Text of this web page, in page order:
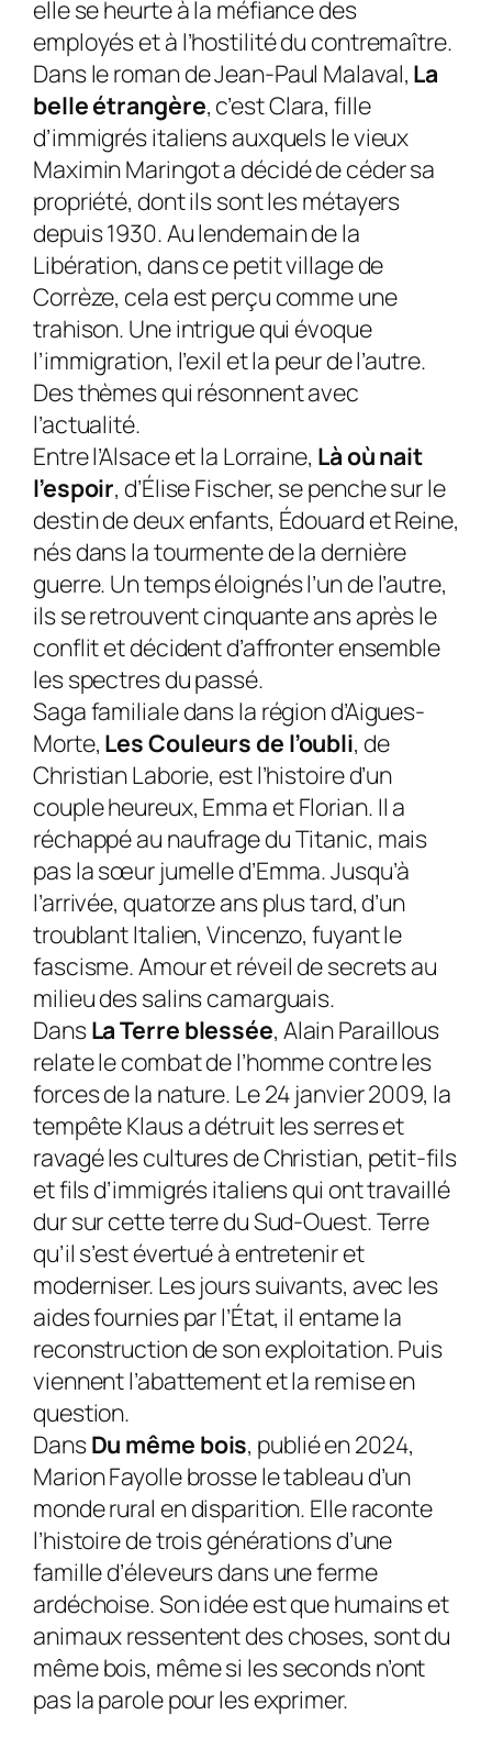
elle se heurte à la méfiance des
employés et à l’hostilité du contremaître.
Dans le roman de Jean-Paul Malaval, La
belle étrangère, c’est Clara, fille
d’immigrés italiens auxquels le vieux
Maximin Maringot a décidé de céder sa
propriété, dont ils sont les métayers
depuis 1930. Au lendemain de la
Libération, dans ce petit village de
Corrèze, cela est perçu comme une
trahison. Une intrigue qui évoque
l’immigration, l’exil et la peur de l’autre.
Des thèmes qui résonnent avec
l’actualité.
Entre l’Alsace et la Lorraine, Là où nait
l’espoir, d’Élise Fischer, se penche sur le
destin de deux enfants, Édouard et Reine,
nés dans la tourmente de la dernière
guerre. Un temps éloignés l’un de l’autre,
ils se retrouvent cinquante ans après le
conflit et décident d’affronter ensemble
les spectres du passé.
Saga familiale dans la région d’Aigues-
Morte, Les Couleurs de l’oubli, de
Christian Laborie, est l’histoire d’un
couple heureux, Emma et Florian. Il a
réchappé au naufrage du Titanic, mais
pas la sœur jumelle d’Emma. Jusqu’à
l’arrivée, quatorze ans plus tard, d’un
troublant Italien, Vincenzo, fuyant le
fascisme. Amour et réveil de secrets au
milieu des salins camarguais.
DansLa Terre blessée, Alain Paraillous
relate le combat de l’homme contre les
forces de la nature. Le 24 janvier 2009, la
tempête Klaus a détruit les serres et
ravagé les cultures de Christian, petit-fils
et fils d’immigrés italiens qui ont travaillé
dur sur cette terre du Sud-Ouest. Terre
qu’il s’est évertué à entretenir et
moderniser. Les jours suivants, avec les
aides fournies par l’État, il entame la
reconstruction de son exploitation. Puis
viennent l’abattement et la remise en
question.
DansDu même bois, publié en 2024,
Marion Fayolle brosse le tableau d’un
monde rural en disparition. Elle raconte
l’histoire de trois générations d’une
famille d’éleveurs dans une ferme
ardéchoise. Son idée est que humains et
animaux ressentent des choses, sont du
même bois, même si les seconds n’ont
pas la parole pour les exprimer.